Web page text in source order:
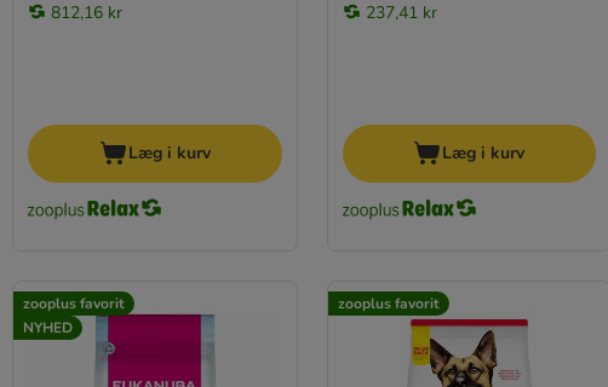
812,16 kr
Læg i kurv
237,41 kr
Læg i kurv
zooplus favorit
NYHED
zooplus favorit